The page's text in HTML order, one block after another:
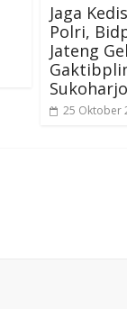
Jaga
Polri,
Jateng
Sukoharjo
25 Oktober